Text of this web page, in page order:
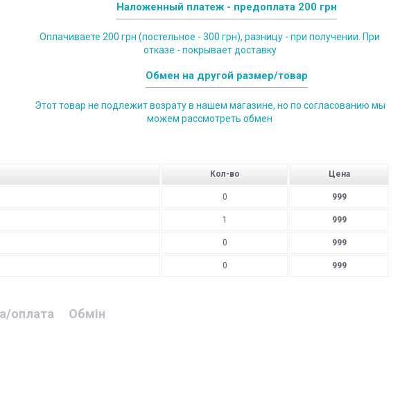
Наложенный платеж - предоплата 200 грн
Оплачиваете 200 грн (постельное - 300 грн), разницу - при получении. При
отказе - покрывает доставку
Обмен на другой размер/товар
Этот товар не подлежит возрату в нашем магазине, но по согласованию мы
можем рассмотреть обмен
Кол-во Цена
0 999
1 999
0 999
0 999
оплата Обмін